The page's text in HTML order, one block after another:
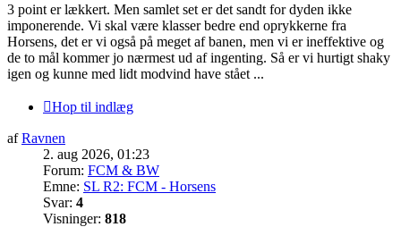
3 point er lækkert. Men samlet set er det sandt for dyden ikke
imponerende. Vi skal være klasser bedre end oprykkerne fra
Horsens, det er vi også på meget af banen, men vi er ineffektive og
de to mål kommer jo nærmest ud af ingenting. Så er vi hurtigt shaky
igen og kunne med lidt modvind have stået ...
Hop til indlæg
afRavnen
2. aug 2026, 01:23
Forum: FCM & BW
Emne: SL R2: FCM - Horsens
Svar: 4
Visninger: 818